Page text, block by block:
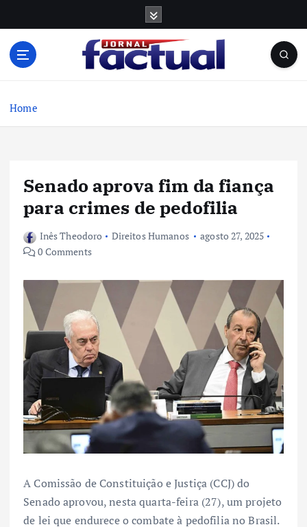
Home
Senado aprova fim da fiança
para crimes de pedofilia
Inês Theodoro Direitos Humanos
agosto 27, 2025
0 Comments
A Comissão de Constituição e Justiça (CCJ) do
Senado aprovou, nesta quarta-feira (27), um projeto
de lei que endurece o combate à pedofilia no Brasil.